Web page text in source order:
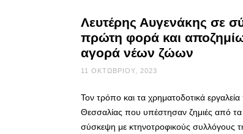
Λευτέρης Αυγενάκης σε
πρώτη φορά και
αγορά νέων ζώων
11 ΟΚΤΩΒΡΊΟΥ, 2023
Τον τρόπο και τα χρηματοδοτικά
Θεσσαλίας που υπέστησαν ζημιές από τα
σύσκεψη με κτηνοτροφικούς συλλόγους